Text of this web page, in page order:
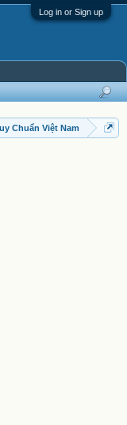
Log in or Sign up
Chuẩn Việt Nam